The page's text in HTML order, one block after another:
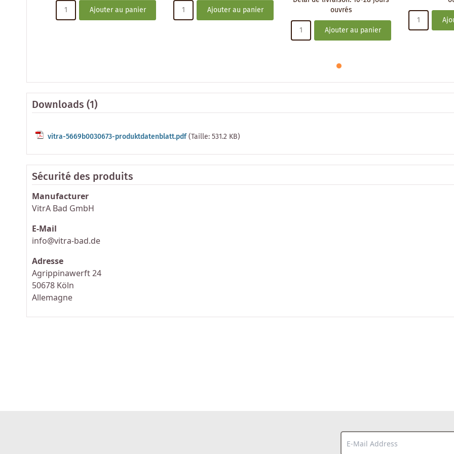
Ajouter au panier
Ajouter au panier
ouvrés
Ajouter au panier
Downloads (1)
vitra-5669b0030673-produktdatenblatt.pdf(Taille: 531.2 KB)
Sécurité des produits
Manufacturer
VitrA Bad GmbH
E-Mail
info@vitra-bad.de
Adresse
Agrippinawerft 24
50678 Köln
Allemagne